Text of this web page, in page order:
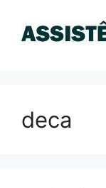
deca